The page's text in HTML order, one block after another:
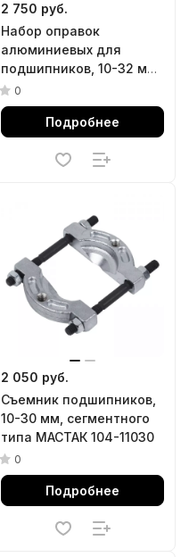
2 750 руб.
Набор оправок
алюминиевых для
подшипников, 10-32 мм,
кейс, 17 предметов
AFFIX AF10020017C
0
Подробнее
2 050 руб.
Съемник подшипников,
10-30 мм, сегментного
типа МАСТАК 104-11030
0
Подробнее